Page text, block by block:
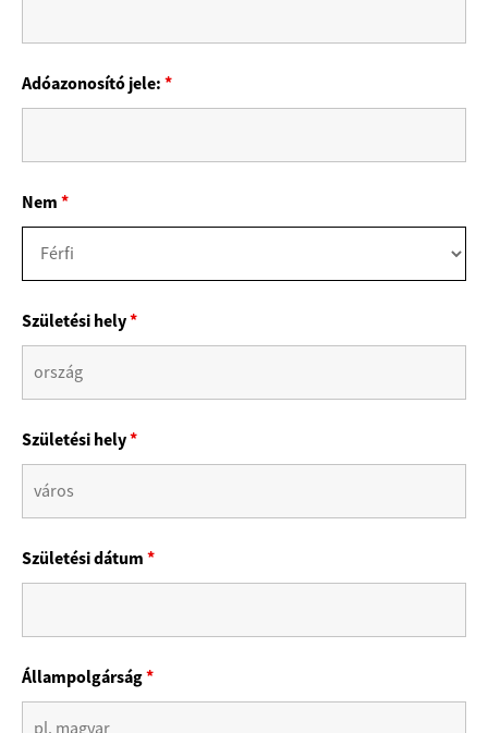
Adóazonosító jele:*
Nem*
Születési hely*
Születési hely*
Születési dátum*
Állampolgárság*